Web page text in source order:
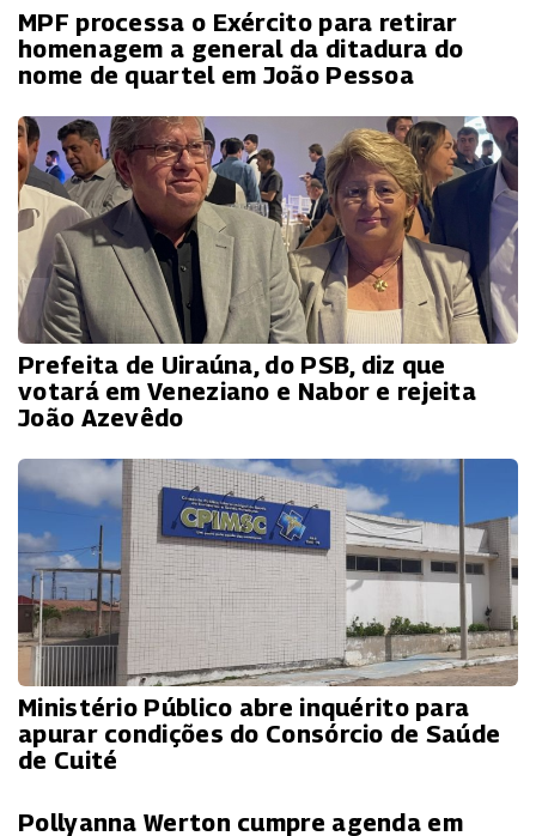
MPF processa o Exército para retirar
homenagem a general da ditadura do
nome de quartel em João Pessoa
Prefeita de Uiraúna, do PSB, diz que
votará em Veneziano e Nabor e rejeita
João Azevêdo
Ministério Público abre inquérito para
apurar condições do Consórcio de Saúde
de Cuité
Pollyanna Werton cumpre agenda em